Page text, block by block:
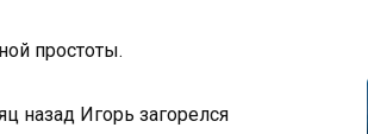
простоты.
назад Игорь загорелся